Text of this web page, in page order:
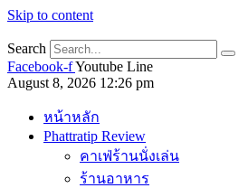
Skip to content
Search
Facebook-fYoutube Line
August 8, 2026 12:26 pm
หน้าหลัก
Phattratip Review
คาเฟ่ร้านนั่งเล่น
ร้านอาหาร